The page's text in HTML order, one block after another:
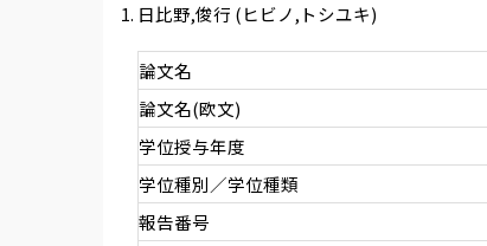
日比野,俊行 (ヒビノ,トシユキ)
論文名
論文名(欧文)
学位授与年度
学位種別／学位種類
報告番号